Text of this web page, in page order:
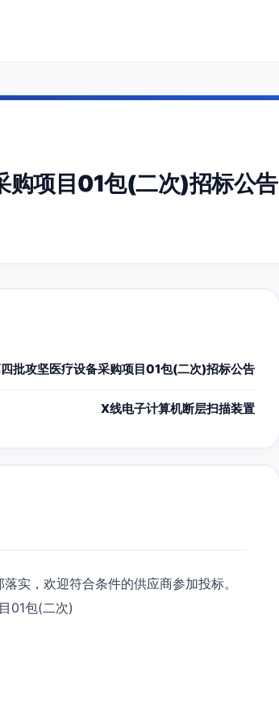
项目01包(二次)招标公告
批攻坚医疗设备采购项目01包(二次)招标公告
X线电子计算机断层扫描装置
实，欢迎符合条件的供应商参加投标。
01包(二次)